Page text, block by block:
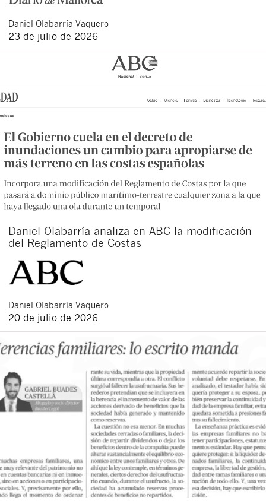
Daniel Olabarría Vaquero
23 de julio de 2026
Daniel Olabarría analiza en ABC la modificación
del Reglamento de Costas
Daniel Olabarría Vaquero
20 de julio de 2026